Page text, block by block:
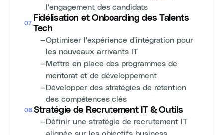
l'engagement des candidats
07.
Fidélisation et Onboarding des Talents
Tech
—Optimiser l'expérience d'intégration pour
les nouveaux arrivants IT
—Mettre en place des programmes de
mentorat et de développement
—Développer des stratégies de rétention
des compétences clés
08.Stratégie de Recrutement IT & Outils
—Définir une stratégie de recrutement IT
alignée sur les objectifs business